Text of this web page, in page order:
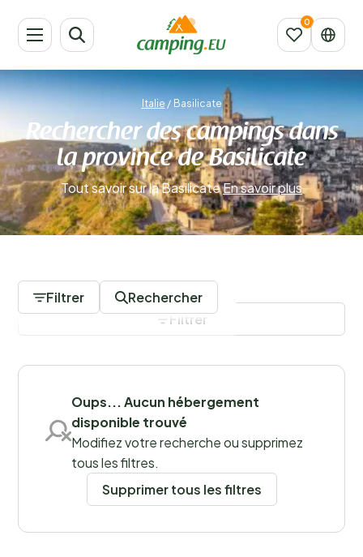
Italie / Basilicate
Rechercher des campings dans
la province de Basilicate
Tout savoir sur la BasilicateEn savoir plus
Filtrer Rechercher
Lieux
Filtrer
Oups... Aucun hébergement
disponible trouvé
Modifiez votre recherche ou supprimez
tous les filtres.
Supprimer tous les filtres